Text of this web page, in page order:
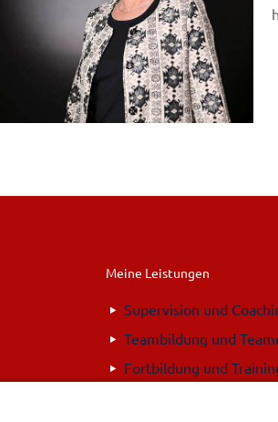
Meine Leistungen
Supervision und
Teambildung und
Fortbildung und